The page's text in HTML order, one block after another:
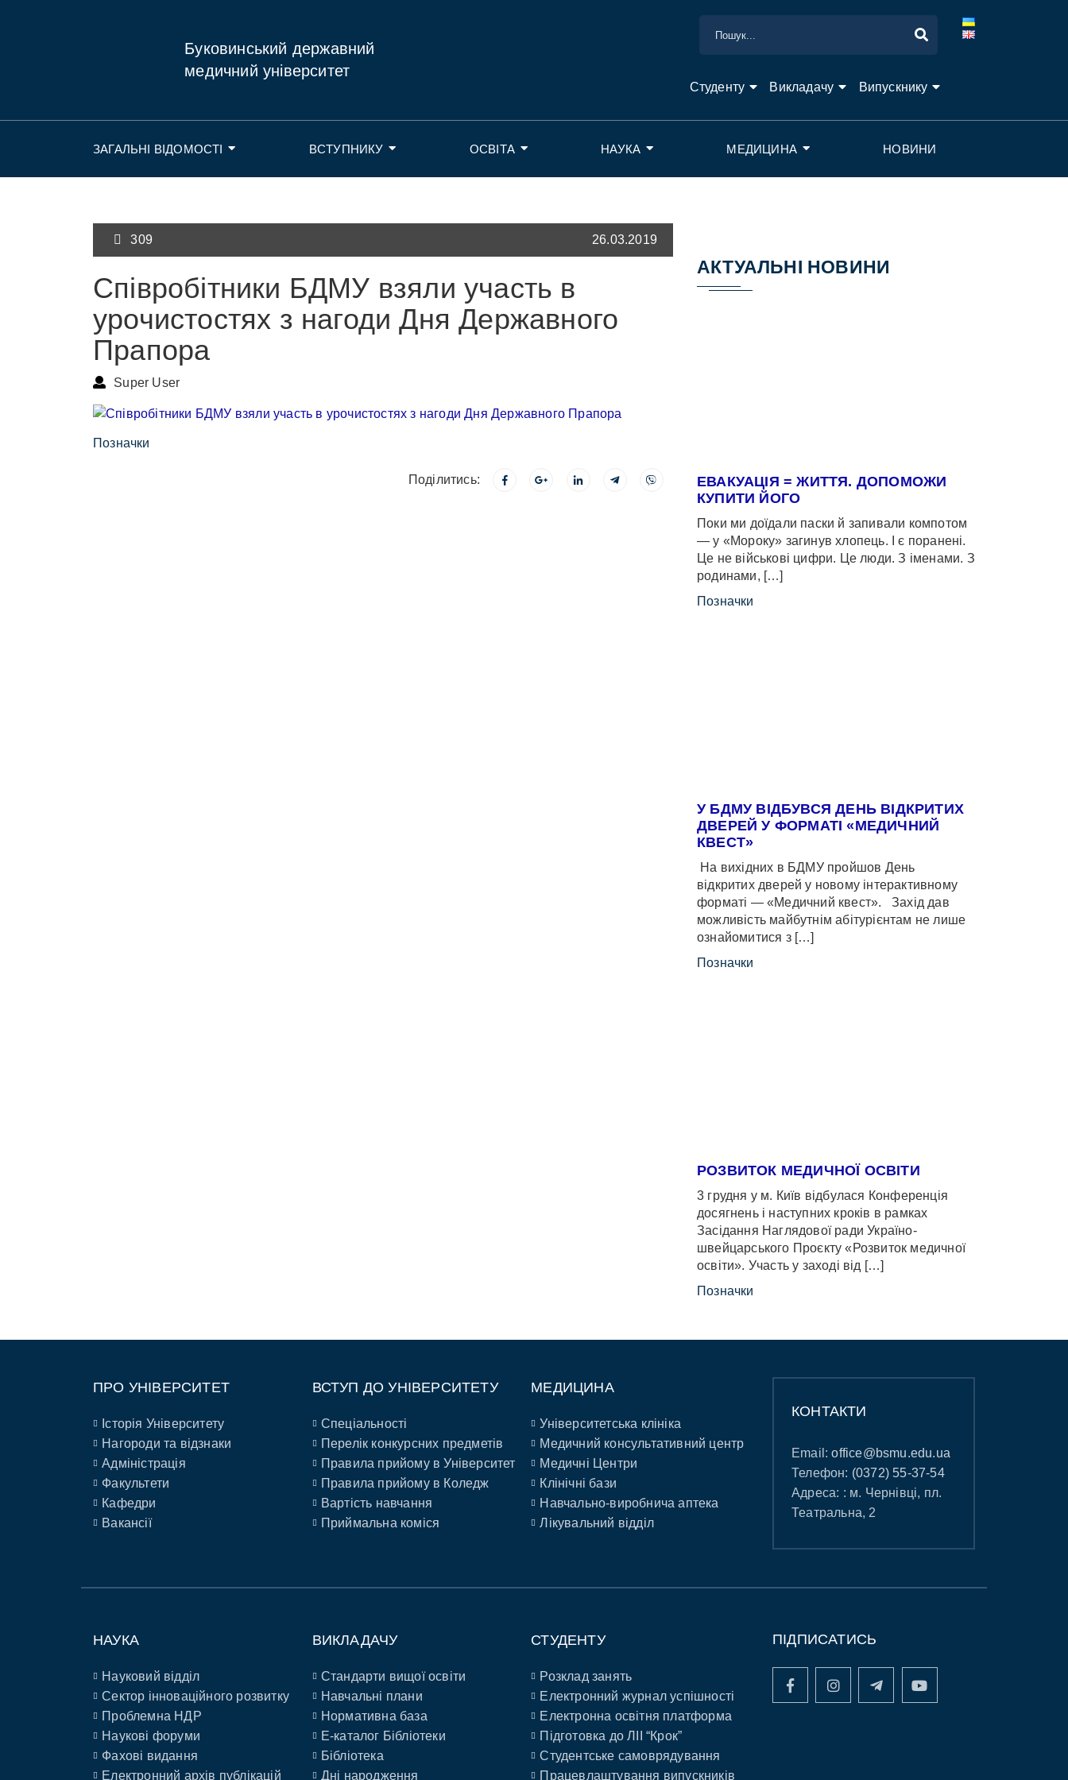
Буковинський державний
медичний університет
Студенту Викладачу Випускнику
ЗАГАЛЬНІ ВІДОМОСТІ ВСТУПНИКУ ОСВІТА НАУКА МЕДИЦИНА НОВИНИ
309 26.03.2019
Співробітники БДМУ взяли участь в
урочистостях з нагоди Дня Державного
Прапора
Super User
Позначки
Поділитись:
АКТУАЛЬНІ НОВИНИ
ЕВАКУАЦІЯ = ЖИТТЯ. ДОПОМОЖИ
КУПИТИ ЙОГО
Поки ми доїдали паски й запивали компотом
— у «Мороку» загинув хлопець. І є поранені.
Це не військові цифри. Це люди. З іменами. З
родинами, […]
Позначки
У БДМУ ВІДБУВСЯ ДЕНЬ ВІДКРИТИХ
ДВЕРЕЙ У ФОРМАТІ «МЕДИЧНИЙ
КВЕСТ»
На вихідних в БДМУ пройшов День
відкритих дверей у новому інтерактивному
форматі — «Медичний квест». Захід дав
можливість майбутнім абітурієнтам не лише
ознайомитися з […]
Позначки
РОЗВИТОК МЕДИЧНОЇ ОСВІТИ
3 грудня у м. Київ відбулася Конференція
досягнень і наступних кроків в рамках
Засідання Наглядової ради Україно-
швейцарського Проєкту «Розвиток медичної
освіти». Участь у заході від […]
Позначки
ПРО УНІВЕРСИТЕТ
Історія Університету
Нагороди та відзнаки
Адміністрація
Факультети
Кафедри
Вакансії
ВСТУП ДО УНІВЕРСИТЕТУ
Спеціальності
Перелік конкурсних предметів
Правила прийому в Університет
Правила прийому в Коледж
Вартість навчання
Приймальна коміся
МЕДИЦИНА
Університетська клініка
Медичний консультативний центр
Медичні Центри
Клінічні бази
Навчально-виробнича аптека
Лікувальний відділ
КОНТАКТИ
Email:office@bsmu.edu.ua
Телефон: (0372) 55-37-54
Адреса: : м. Чернівці, пл.
Театральна, 2
НАУКА
Науковий відділ
Сектор інноваційного розвитку
Проблемна НДР
Наукові форуми
Фахові видання
Електронний архів публікацій
ВИКЛАДАЧУ
Стандарти вищої освіти
Навчальні плани
Нормативна база
E-каталог Бібліотеки
Бібліотека
Дні народження
СТУДЕНТУ
Розклад занять
Електронний журнал успішності
Електронна освітня платформа
Підготовка до ЛІІ “Крок”
Студентське самоврядування
Працевлаштування випускників
ПІДПИСАТИСЬ